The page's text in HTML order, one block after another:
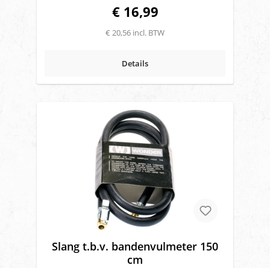
€ 16,99
€ 20,56 incl. BTW
Details
Slang t.b.v. bandenvulmeter 150
cm